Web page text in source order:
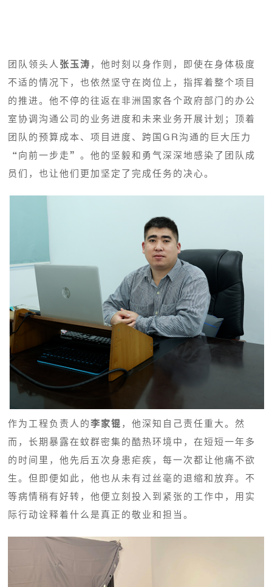
团队领头人 张玉涛 ，他时刻以身作则，即使在身体极度
不适的情况下，也依然坚守在岗位上，指挥着整个项目
的推进。他不停的往返在非洲国家各个政府部门的办公
室协调沟通公司的业务进度和未来业务开展计划；顶着
团队的预算成本、项目进度、跨国GR沟通的巨大压力
“向前一步走”。他的坚毅和勇气深深地感染了团队成
员们，也让他们更加坚定了完成任务的决心。
作为工程负责人的李家锟 ，他深知自己责任重大。然
而，长期暴露在蚊群密集的酷热环境中，在短短一年多
的时间里，他先后五次身患疟疾，每一次都让他痛不欲
生。但即便如此，他也从未有过丝毫的退缩和放弃。不
等病情稍有好转，他便立刻投入到紧张的工作中，用实
际行动诠释着什么是真正的敬业和担当。